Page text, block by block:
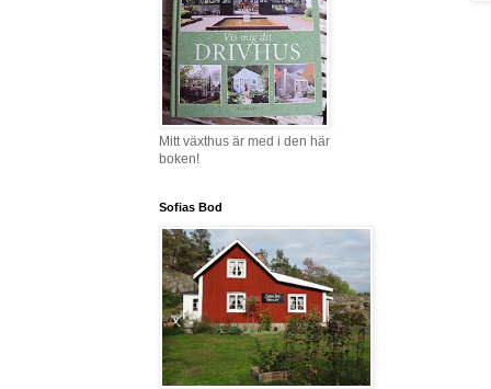
Mitt växthus är med i den här
boken!
Sofias Bod